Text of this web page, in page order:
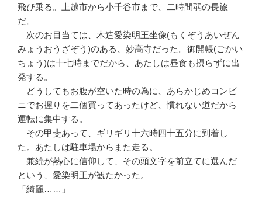
飛び乗る。上越市から小千谷市まで、二時間弱の長旅
だ。
次のお目当ては、木造愛染明王坐像(もくぞうあいぜん
みょうおうざぞう)のある、妙高寺だった。御開帳(ごかい
ちょう)は十七時までだから、あたしは昼食も摂らずに出
発する。
どうしてもお腹が空いた時の為に、あらかじめコンビ
ニでお握りを二個買ってあったけど、慣れない道だから
運転に集中する。
その甲斐あって、ギリギリ十六時四十五分に到着し
た。あたしは駐車場からまた走る。
兼続が熱心に信仰して、その頭文字を前立てに選んだ
という、愛染明王が観たかった。
「綺麗……」